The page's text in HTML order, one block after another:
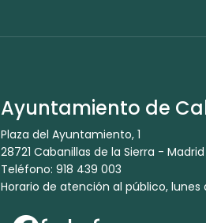
Ayuntamiento de
Plaza del Ayuntamiento, 1
28721 Cabanillas de la Sierra - Madrid
Teléfono: 918 439 003
Horario de atención al público, lunes